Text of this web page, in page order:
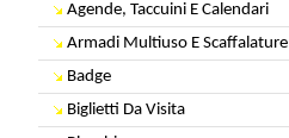
Agende, Taccuini E Calendari
Armadi Multiuso E Scaffalature
Badge
Biglietti Da Visita